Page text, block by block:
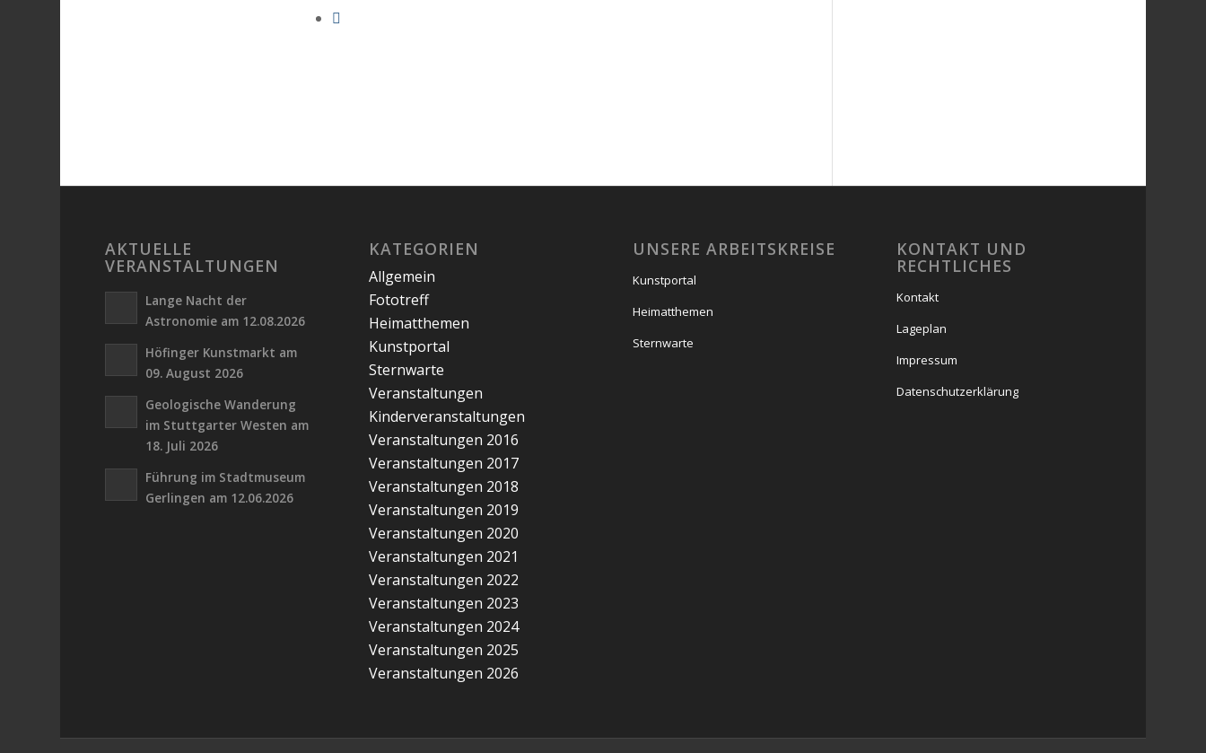
AKTUELLE
VERANSTALTUNGEN
Lange Nacht der
Astronomie am 12.08.2026
Höfinger Kunstmarkt am
09. August 2026
Geologische Wanderung
im Stuttgarter Westen am
18. Juli 2026
Führung im Stadtmuseum
Gerlingen am 12.06.2026
KATEGORIEN
Allgemein
Fototreff
Heimatthemen
Kunstportal
Sternwarte
Veranstaltungen
Kinderveranstaltungen
Veranstaltungen 2016
Veranstaltungen 2017
Veranstaltungen 2018
Veranstaltungen 2019
Veranstaltungen 2020
Veranstaltungen 2021
Veranstaltungen 2022
Veranstaltungen 2023
Veranstaltungen 2024
Veranstaltungen 2025
Veranstaltungen 2026
UNSERE ARBEITSKREISE
Kunstportal
Heimatthemen
Sternwarte
KONTAKT UND
RECHTLICHES
Kontakt
Lageplan
Impressum
Datenschutzerklärung